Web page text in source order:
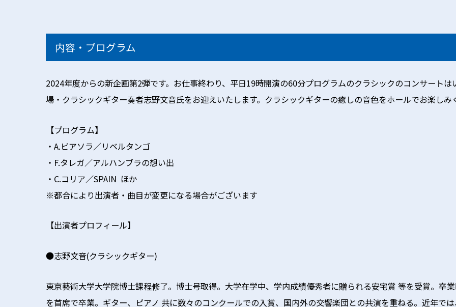
内容・プログラム
2024年度からの新企画第2弾です。お仕事終わり、平日19時開演の60分プログラムのクラシックのコンサート
場・クラシックギター奏者志野文音氏をお迎えいたします。クラシックギターの癒しの音色をホールでお楽しみ
【プログラム】
・A.ピアソラ／リベルタンゴ
・F.タレガ／アルハンブラの想い出
・C.コリア／SPAIN ほか
※都合により出演者・曲目が変更になる場合がございます
【出演者プロフィール】
●志野文音(クラシックギター)
東京藝術大学大学院博士課程修了。博士号取得。大学在学中、学内成績優秀者に贈られる安宅賞 等を受賞。卒
を首席で卒業。ギター、ピアノ 共に数々のコンクールでの入賞、国内外の交響楽団との共演を重ねる。近年で